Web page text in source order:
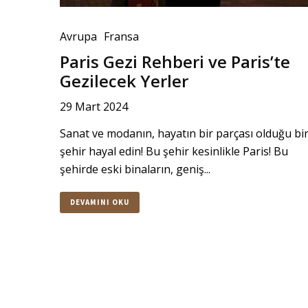
Avrupa Fransa
Paris Gezi Rehberi ve Paris’te
Gezilecek Yerler
29 Mart 2024
Sanat ve modanın, hayatın bir parçası olduğu bir
şehir hayal edin! Bu şehir kesinlikle Paris! Bu
şehirde eski binaların, geniş...
DEVAMINI OKU